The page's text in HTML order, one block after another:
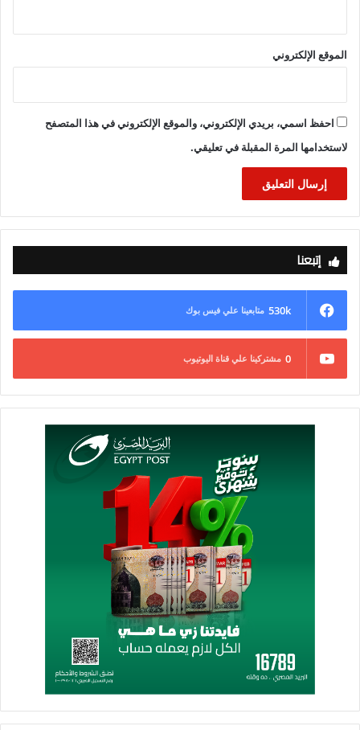
الموقع الإلكتروني
احفظ اسمي، بريدي الإلكتروني، والموقع الإلكتروني في هذا المتصفح
لاستخدامها المرة المقبلة في تعليقي.
إتبعنا
530k متابعينا علي فيس بوك
0 مشتركينا علي قناة اليوتيوب